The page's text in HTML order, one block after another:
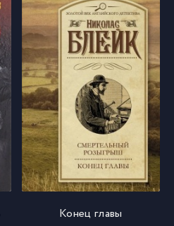
Конец главы